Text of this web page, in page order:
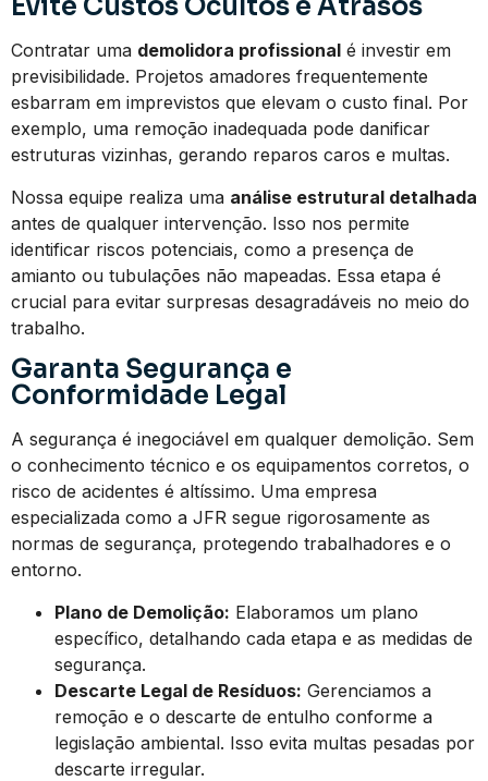
Evite Custos Ocultos e Atrasos
Contratar uma demolidora profissional é investir em
previsibilidade. Projetos amadores frequentemente
esbarram em imprevistos que elevam o custo final. Por
exemplo, uma remoção inadequada pode danificar
estruturas vizinhas, gerando reparos caros e multas.
Nossa equipe realiza uma análise estrutural detalhada
antes de qualquer intervenção. Isso nos permite
identificar riscos potenciais, como a presença de
amianto ou tubulações não mapeadas. Essa etapa é
crucial para evitar surpresas desagradáveis no meio do
trabalho.
Garanta Segurança e
Conformidade Legal
A segurança é inegociável em qualquer demolição. Sem
o conhecimento técnico e os equipamentos corretos, o
risco de acidentes é altíssimo. Uma empresa
especializada como a JFR segue rigorosamente as
normas de segurança, protegendo trabalhadores e o
entorno.
Plano de Demolição: Elaboramos um plano
específico, detalhando cada etapa e as medidas de
segurança.
Descarte Legal de Resíduos: Gerenciamos a
remoção e o descarte de entulho conforme a
legislação ambiental. Isso evita multas pesadas por
descarte irregular.